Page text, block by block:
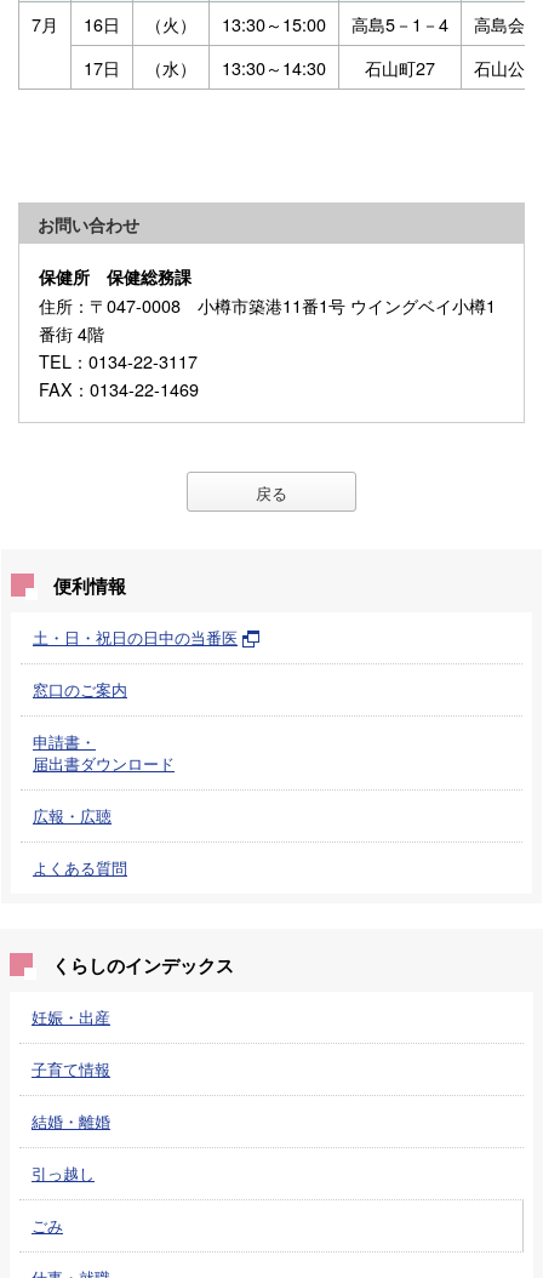
7月 16日 （火） 13:30～15:00 高島5－1－4
高島会
17日
（水） 13:30～14:30 石山町27 石山公
お問い合わせ
保健所 保健総務課
住所 ：〒047-0008 小樽市築港11番1号 ウイングベイ小樽1
番街 4階
TEL ：0134-22-3117
FAX ：0134-22-1469
戻る
便利情報
土・日・祝日の日中の当番医
窓口のご案内
申請書・
届出書ダウンロード
広報・広聴
よくある質問
くらしのインデックス
妊娠・出産
子育て情報
結婚・離婚
引っ越し
ごみ